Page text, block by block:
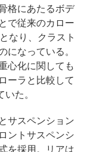
格にあたるボデ
で従来のカロー
なり、クラスト
になっている。
心化に関しても
ーラと比較して
た。
サスペンション
ントサスペンシ
を採用。リアは